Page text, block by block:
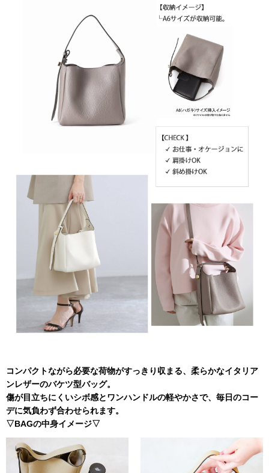
コンパクトながら必要な荷物がすっきり収まる、柔らかなイタリア
ンレザーのバケツ型バッグ。
傷が目立ちにくいシボ感とワンハンドルの軽やかさで、毎日のコー
デに気負わず合わせられます。
▽BAGの中身イメージ▽